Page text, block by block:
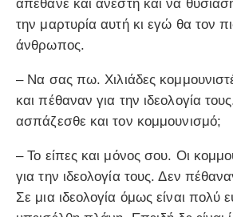
απέθανε και ανέστη και να
την μαρτυρία αυτή κι εγώ θα τον
άνθρωπος.
– Να σας πω. Χιλιάδες
και πέθαναν για την ιδεολογία
ασπάζεσθε και τον κομμουνισμό;
– Το είπες και μόνος σου. Οι
για την ιδεολογία τους. Δεν
Σε μια ιδεολογία όμως είναι πολύ